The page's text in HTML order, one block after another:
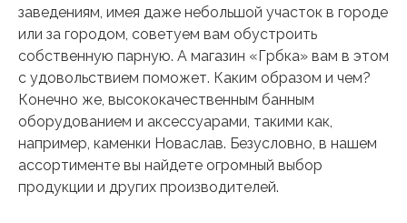
заведениям, имея даже небольшой участок в городе
или за городом, советуем вам обустроить
собственную парную. А магазин «Грбка» вам в этом
с удовольствием поможет. Каким образом и чем?
Конечно же, высококачественным банным
оборудованием и аксессуарами, такими как,
например, каменки Новаслав. Безусловно, в нашем
ассортименте вы найдете огромный выбор
продукции и других производителей.